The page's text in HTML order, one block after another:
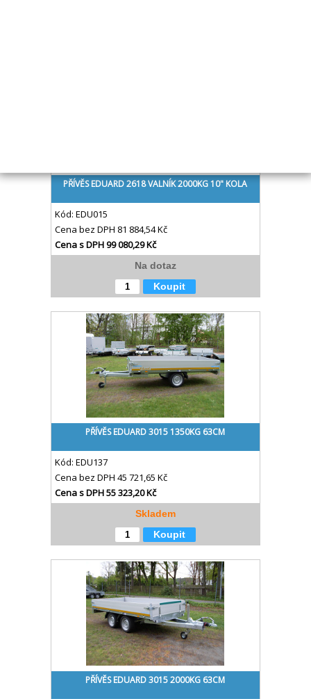
PŘÍVĚS EDUARD 2618 VALNÍK 2000KG 10" KOLA
Kód: EDU015
Cena bez DPH 81 884,54 Kč
Cena s DPH99 080,29 Kč
Na dotaz
Koupit
PŘÍVĚS EDUARD 3015 1350KG 63CM
Kód: EDU137
Cena bez DPH 45 721,65 Kč
Cena s DPH55 323,20 Kč
Skladem
Koupit
PŘÍVĚS EDUARD 3015 2000KG 63CM